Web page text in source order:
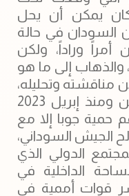
يمكن أن يحل
السودان في حالة
وراداً، ولكن
إلى ما هو
مناقشته وتحليله،
خاصة أن العديد من الجنوبيين ومنذ إبريل 2023
جوبا إلا مع
الجيش السوداني،
الدولي الذي
الداخلية في
قوات أممية في